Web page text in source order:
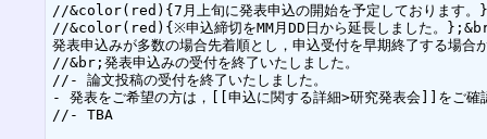
//&color(red){7月上旬に発表申込の開始を予定しております
//&color(red){※申込締切をMM月DD日から延長しました。
発表申込みが多数の場合先着順とし，申込受付を早期終了する場
//&br;発表申込みの受付を終了いたしました。
//- 論文投稿の受付を終了いたしました。
- 発表をご希望の方は，[[申込に関する詳細>研究発表会]]
//- TBA